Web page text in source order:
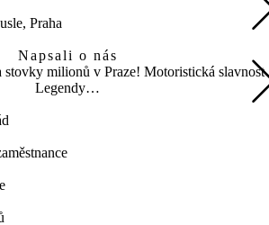
Praha
Napsali o nás
stovky milionů v Praze! Motoristická slavnost
Legendy…